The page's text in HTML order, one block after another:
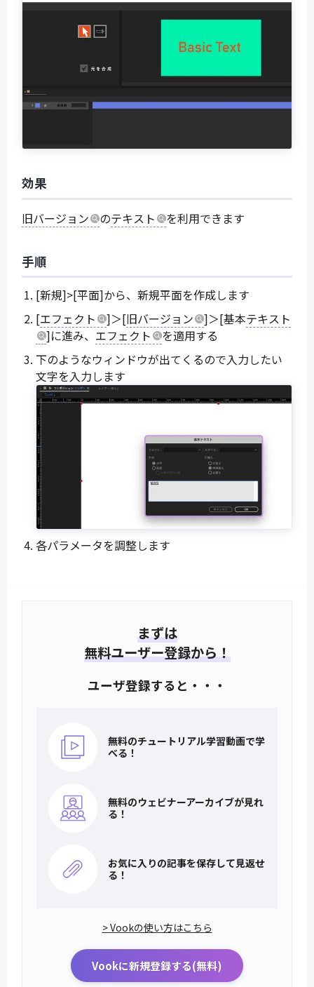
効果
旧バージョン のテキスト を利用できます
手順
[新規]>[平面]から、新規平面を作成します
[エフェクト ]＞[旧バージョン ]＞[基本テキスト
]に進み、 エフェクト
を適用する
下のようなウィンドウが出てくるので入力したい
文字を入力します
各パラメータを調整します
まずは
無料ユーザー登録から！
ユーザ登録すると・・・
無料のチュートリアル学習動画で学
べる！
無料のウェビナーアーカイブが見れ
る！
お気に入りの記事を保存して見返せ
る！
> Vookの使い方はこちら
Vookに新規登録する(無料)